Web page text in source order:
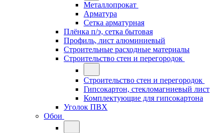
Металлопрокат
Арматура
Сетка арматурная
Плёнка п/э, сетка бытовая
Профиль, лист алюминиевый
Строительные расходные материалы
Строительство стен и перегородок
Строительство стен и перегородок
Гипсокартон, стекломагниевый лист
Комплектующие для гипсокартона
Уголок ПВХ
Обои